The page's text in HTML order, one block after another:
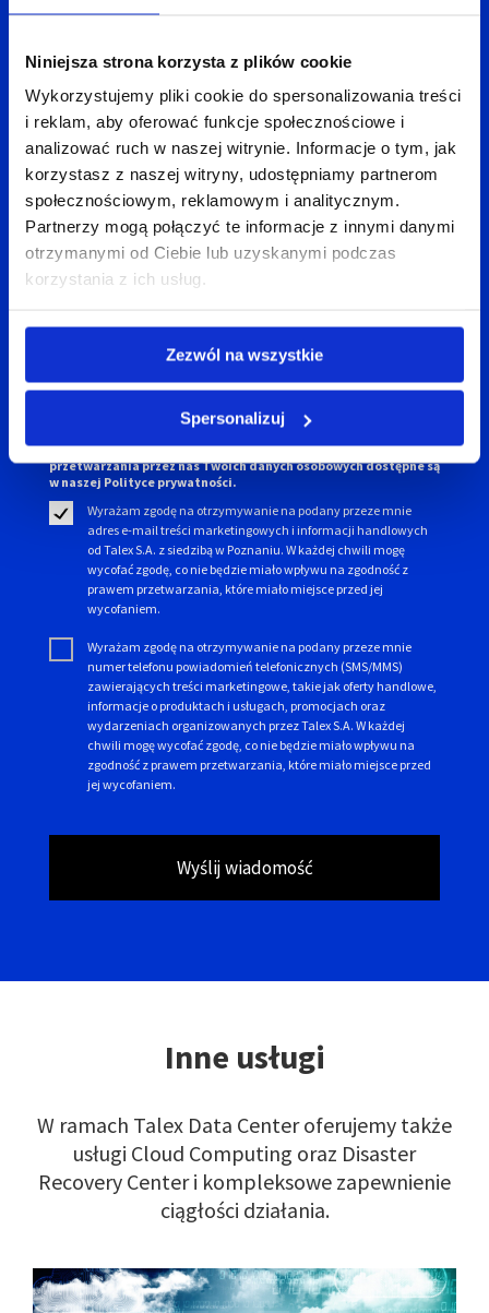
Niniejsza strona korzysta z plików cookie
Wykorzystujemy pliki cookie do spersonalizowania treści
i reklam, aby oferować funkcje społecznościowe i
analizować ruch w naszej witrynie. Informacje o tym, jak
korzystasz z naszej witryny, udostępniamy partnerom
społecznościowym, reklamowym i analitycznym.
Partnerzy mogą połączyć te informacje z innymi danymi
otrzymanymi od Ciebie lub uzyskanymi podczas
korzystania z ich usług.
Zezwól na wszystkie
Spersonalizuj
w celu udzielenia odpowiedzi na kierowane do nas pytania.
Ponadto Talex S.A. może przetwarzać Twoje dane w celu
przesyłania treści marketingowych, jeżeli wyrazisz na to zgodę.
usunięcia, ograniczenia przetwarzania, przenoszenia,
wniesienia sprzeciwu, wycofania zgody oraz złożenia skargi do
organu nadzorczego. Szczegółowe informacje odnoszące się do
przetwarzania przez nas Twoich danych osobowych dostępne są
w naszej Polityce prywatności.
Wyrażam zgodę na otrzymywanie na podany przeze mnie
adres e-mail treści marketingowych i informacji handlowych
od Talex S.A. z siedzibą w Poznaniu. W każdej chwili mogę
wycofać zgodę, co nie będzie miało wpływu na zgodność z
prawem przetwarzania, które miało miejsce przed jej
wycofaniem.
Wyrażam zgodę na otrzymywanie na podany przeze mnie
numer telefonu powiadomień telefonicznych (SMS/MMS)
zawierających treści marketingowe, takie jak oferty handlowe,
informacje o produktach i usługach, promocjach oraz
wydarzeniach organizowanych przez Talex S.A. W każdej
chwili mogę wycofać zgodę, co nie będzie miało wpływu na
zgodność z prawem przetwarzania, które miało miejsce przed
jej wycofaniem.
Wyślij wiadomość
Inne usługi
W ramach Talex Data Center oferujemy także
usługi Cloud Computing oraz Disaster
Recovery Center i kompleksowe zapewnienie
ciągłości działania.